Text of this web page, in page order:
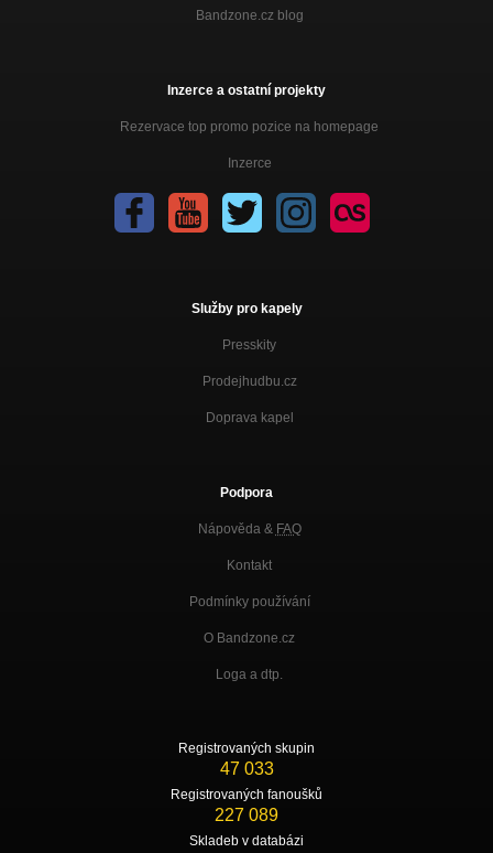
Bandzone.cz blog
Inzerce a ostatní projekty
Rezervace top promo pozice na homepage
Inzerce
Služby pro kapely
Presskity
Prodejhudbu.cz
Doprava kapel
Podpora
Nápověda & FAQ
Kontakt
Podmínky používání
O Bandzone.cz
Loga a dtp.
Registrovaných skupin
47 033
Registrovaných fanoušků
227 089
Skladeb v databázi